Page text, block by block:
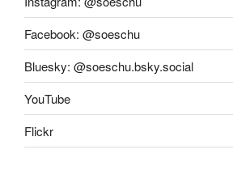
Facebook: @soeschu
Bluesky: @soeschu.bsky.social
YouTube
Flickr